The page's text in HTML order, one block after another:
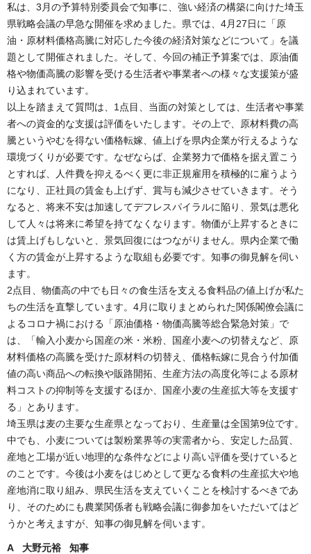
私は、3月の予算特別委員会で知事に、強い経済の構築に向けた埼玉
県戦略会議の早急な開催を求めました。県では、4月27日に「原
油・原材料価格高騰に対応した今後の経済対策などについて」を議
題として開催されました。そして、今回の補正予算案では、原油価
格や物価高騰の影響を受ける生活者や事業者への様々な支援策が盛
り込まれています。
以上を踏まえて質問は、1点目、当面の対策としては、生活者や事業
者への資金的な支援は評価をいたします。その上で、原材料費の高
騰というやむを得ない価格転嫁、値上げを県内企業が行えるような
環境づくりが必要です。なぜならば、企業努力で価格を据え置こう
とすれば、人件費を抑えるべく更に非正規雇用を積極的に雇うよう
になり、正社員の賃金も上げず、賞与も減少させていきます。そう
なると、将来不安は加速してデフレスパイラルに陥り、景気は悪化
して人々は将来に希望を持てなくなります。物価が上昇するときに
は賃上げもしないと、景気回復にはつながりません。県内企業で働
く方の賃金が上昇するような取組も必要です。知事の御見解を伺い
ます。
2点目、物価高の中でも日々の食生活を支える食料品の値上げが私た
ちの生活を直撃しています。4月に取りまとめられた関係閣僚会議に
よるコロナ禍における「原油価格・物価高騰等総合緊急対策」で
は、「輸入小麦から国産の米・米粉、国産小麦への切替えなど、原
材料価格の高騰を受けた原材料の切替え、価格転嫁に見合う付加価
値の高い商品への転換や販路開拓、生産方法の高度化等による原材
料コストの抑制等を支援するほか、国産小麦の生産拡大等を支援す
る」とあります。
埼玉県は麦の主要な生産県となっており、生産量は全国第9位です。
中でも、小麦については製粉業界等の実需者から、安定した品質、
産地と工場が近い地理的な条件などにより高い評価を受けていると
のことです。今後は小麦をはじめとして更なる食料の生産拡大や地
産地消に取り組み、県民生活を支えていくことを検討するべきであ
り、そのためにも農業関係者も戦略会議に御参加をいただいてはど
うかと考えますが、知事の御見解を伺います。
A 大野元裕 知事